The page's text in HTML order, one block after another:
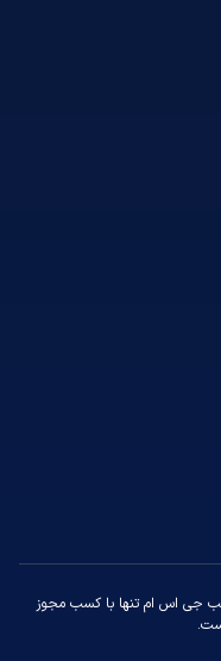
مطالب جی اس ام تنها با کسب مجوز